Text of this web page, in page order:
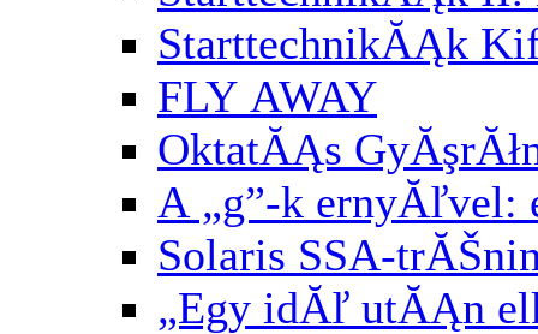
StarttechnikĂĄk
FLY AWAY
OktatĂĄs
A „g”-k ernyĂľvel:
Solaris SSA-
„Egy idĂľ utĂĄn